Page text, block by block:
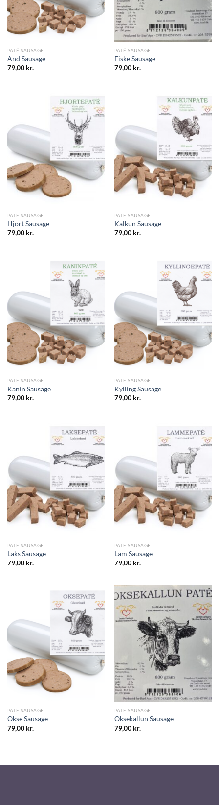
PATÉ SAUSAGE
And Sausage
79,00 kr.
PATÉ SAUSAGE
Fiske Sausage
79,00 kr.
PATÉ SAUSAGE
Hjort Sausage
79,00 kr.
PATÉ SAUSAGE
Kalkun Sausage
79,00 kr.
PATÉ SAUSAGE
Kanin Sausage
79,00 kr.
PATÉ SAUSAGE
Kylling Sausage
79,00 kr.
PATÉ SAUSAGE
Laks Sausage
79,00 kr.
PATÉ SAUSAGE
Lam Sausage
79,00 kr.
PATÉ SAUSAGE
Okse Sausage
79,00 kr.
PATÉ SAUSAGE
Oksekallun Sausage
79,00 kr.